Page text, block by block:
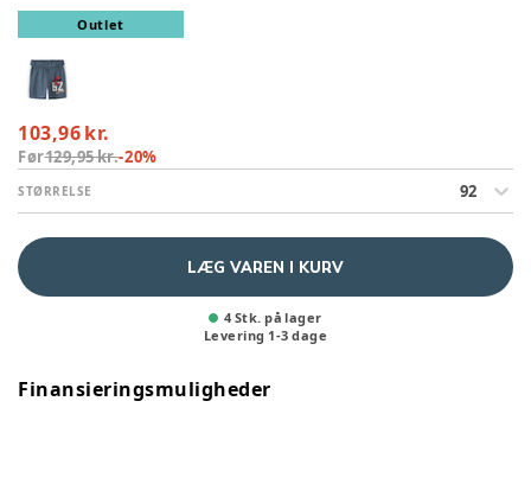
Outlet
103,96 kr.
Før129,95 kr.-20%
STØRRELSE 92
LÆG VAREN I KURV
4 Stk. på lager
Levering 1-3 dage
Finansieringsmuligheder